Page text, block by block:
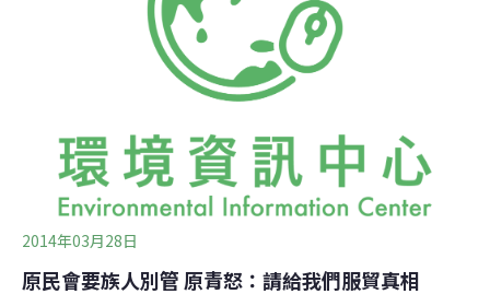
北市政府環保局、台中市政府以及台南市政府共同主辦。
北中台三地也連線加入這場世界公民高峰會，這是全台首
度北中南同步連線的公民審議，共計有300位公民參加，
在9小時的充分討論後，傳達台灣公民對氣候議題的想
2014年03月28日
原民會要族人別管 原青怒：請給我們服貿真相